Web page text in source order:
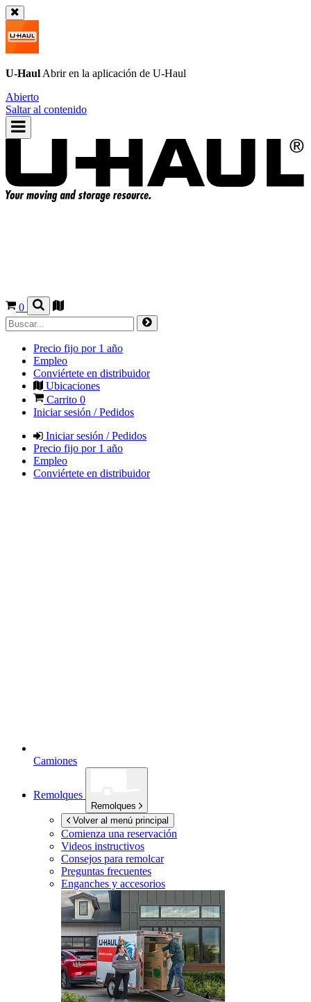
U-Haul Abrir en la aplicación de U-Haul
Abierto
Saltar al contenido
0
Precio fijo por 1 año
Empleo
Conviértete en distribuidor
Ubicaciones
Carrito 0
Iniciar sesión / Pedidos
Iniciar sesión / Pedidos
Precio fijo por 1 año
Empleo
Conviértete en distribuidor
Camiones
Remolques
Remolques
Volver al menú principal
Comienza una reservación
Videos instructivos
Consejos para remolcar
Preguntas frecuentes
Enganches y accesorios